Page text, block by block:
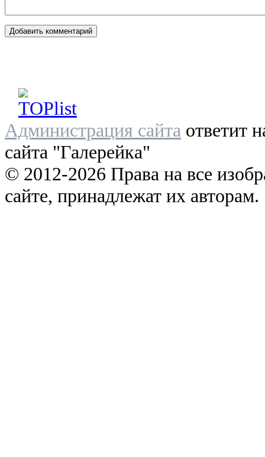
Администрация сайта ответит
сайта "Галерейка"
© 2012-2026 Права на все
сайте, принадлежат их авторам.